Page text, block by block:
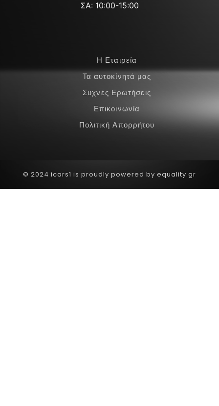
ΣΑ: 10:00-15:00
Η Εταιρεία
Τα αυτοκίνητά μας
Συχνές Ερωτήσεις
Επικοινωνία
Πολιτική Απορρήτου
© 2024 icars1 is proudly powered by equality.gr